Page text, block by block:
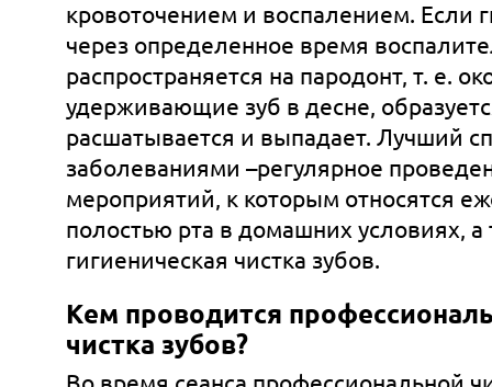
кровоточением и воспалением. Если
через определенное время
распространяется на пародонт, т. е.
удерживающиe зуб в десне,
расшатывается и выпадает. Лучший
заболеваниями –регулярное
мероприятий, к которым относятся
полостью рта в домашних условиях,
гигиеническая чистка зубов.
Кем проводится
чистка зубов?